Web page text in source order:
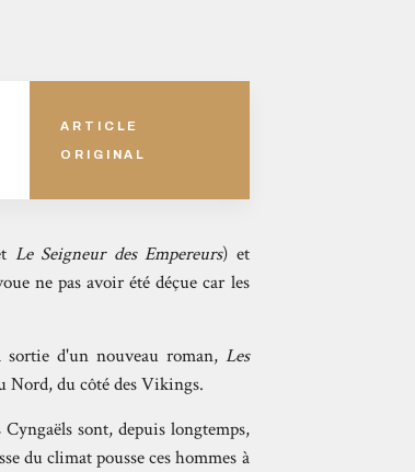
ARTICLE
ORIGINAL
Le Seigneur des Empereurs) et
ne pas avoir été déçue car les
d'un nouveau roman, Les
du côté des Vikings.
sont, depuis longtemps,
du climat pousse ces hommes à